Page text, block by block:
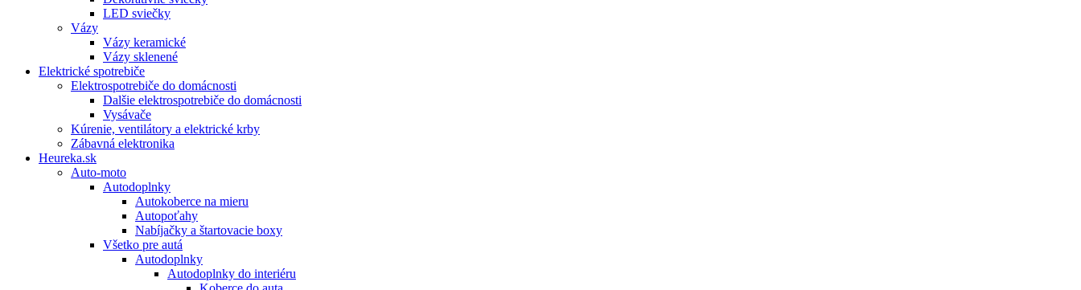
LED sviečky
Vázy
Vázy keramické
Vázy sklenené
Elektrické spotrebiče
Elektrospotrebiče do domácnosti
Dalšie elektrospotrebiče do domácnosti
Vysávače
Kúrenie, ventilátory a elektrické krby
Zábavná elektronika
Heureka.sk
Auto-moto
Autodoplnky
Autokoberce na mieru
Autopoťahy
Nabíjačky a štartovacie boxy
Všetko pre autá
Autodoplnky
Autodoplnky do interiéru